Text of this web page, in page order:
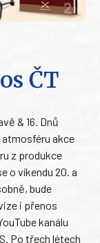
ČT
& 16. Dnů
atmosféru akce
z produkce
o víkendu 20. a
bude
i přenos
kanálu
Po třech létech